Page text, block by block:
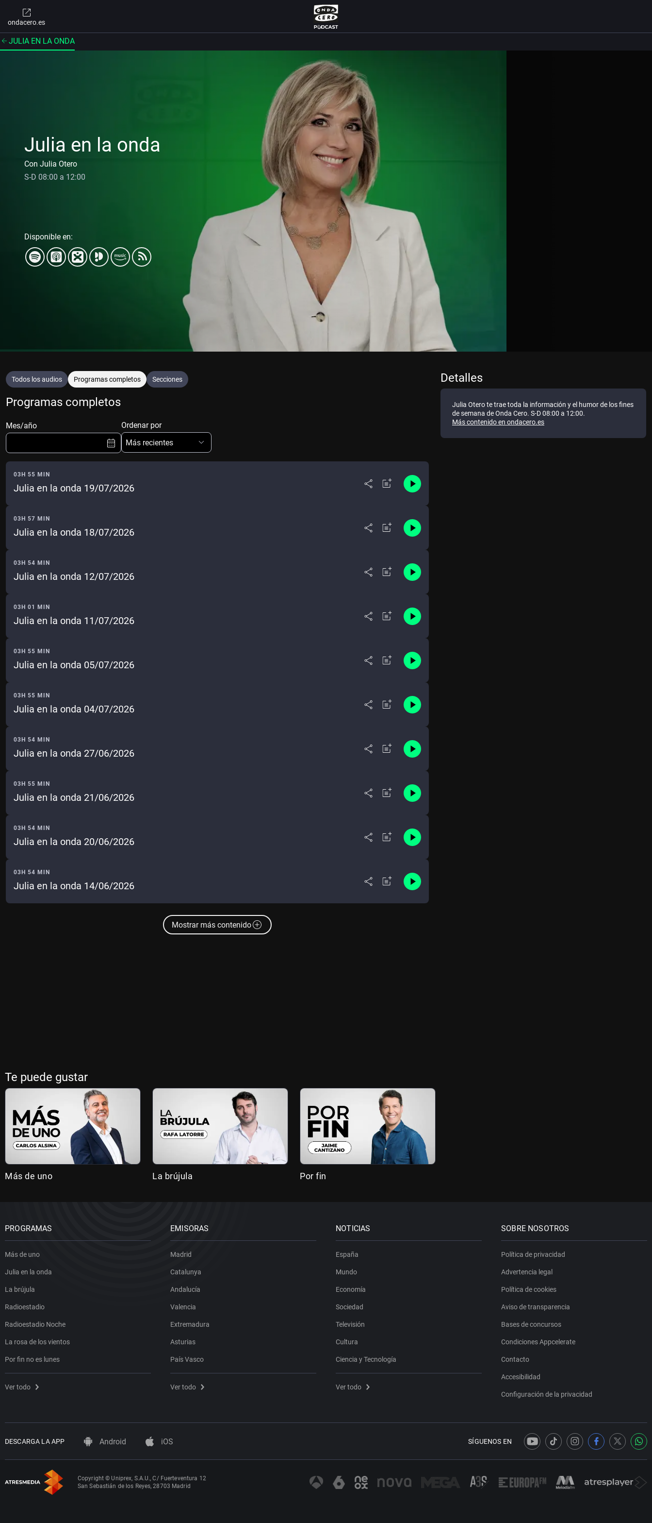
ondacero.es
JULIA EN LA ONDA
Julia en la onda
Con Julia Otero
S-D 08:00 a 12:00
Disponible en:
Todos los audios Programas completos Secciones
Programas completos
Mes/año
May Jun
Sep Oct Nov Dic
Borrar
Ordenar por
Más recientes
03H 55 MIN
Julia en la onda 19/07/2026
03H 57 MIN
Julia en la onda 18/07/2026
03H 54 MIN
Julia en la onda 12/07/2026
03H 01 MIN
Julia en la onda 11/07/2026
03H 55 MIN
Julia en la onda 05/07/2026
03H 55 MIN
Julia en la onda 04/07/2026
03H 54 MIN
Julia en la onda 27/06/2026
03H 55 MIN
Julia en la onda 21/06/2026
03H 54 MIN
Julia en la onda 20/06/2026
03H 54 MIN
Julia en la onda 14/06/2026
Mostrar más contenido
Detalles
Julia Otero te trae toda la información y el humor de los fines
de semana de Onda Cero. S-D 08:00 a 12:00.
Más contenido en ondacero.es
Te puede gustar
Más de uno La brújula Por fin
PROGRAMAS
Más de uno
Julia en la onda
La brújula
Radioestadio
Radioestadio Noche
La rosa de los vientos
Por fin no es lunes
Ver todo
EMISORAS
Madrid
Catalunya
Andalucía
Valencia
Extremadura
Asturias
País Vasco
Ver todo
NOTICIAS
España
Mundo
Economía
Sociedad
Televisión
Cultura
Ciencia y Tecnología
Ver todo
SOBRE NOSOTROS
Política de privacidad
Advertencia legal
Política de cookies
Aviso de transparencia
Bases de concursos
Condiciones Appcelerate
Contacto
Accesibilidad
Configuración de la privacidad
DESCARGA LA APP Android iOS SÍGUENOS EN
Copyright © Uniprex, S.A.U., C/ Fuerteventura 12
San Sebastián de los Reyes, 28703 Madrid